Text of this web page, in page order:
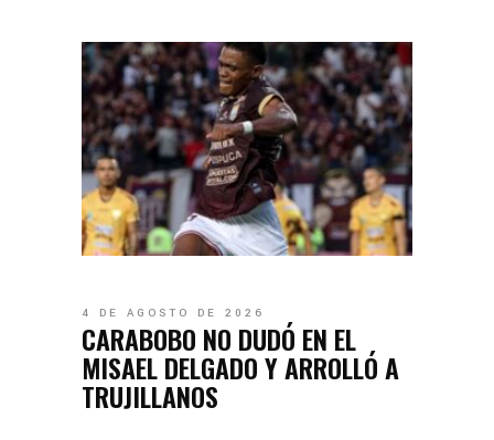
4 DE AGOSTO DE 2026
CARABOBO NO DUDÓ EN EL
MISAEL DELGADO Y ARROLLÓ A
TRUJILLANOS